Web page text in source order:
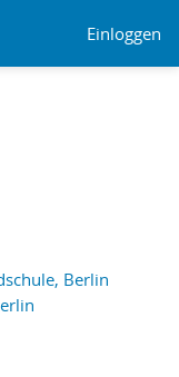
Einloggen
Berlin